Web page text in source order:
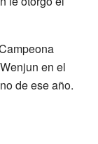
en el
de ese año.